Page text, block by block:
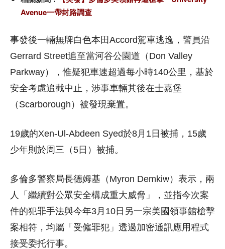
Avenue一帶封路調查
事發後一輛無牌白色本田Accord駕車逃逸，警員沿
Gerrard Street追至當河谷公園道（Don Valley
Parkway），惟疑犯車速超過每小時140公里，基於
安全考慮追截中止，涉事車輛其後在士嘉堡
（Scarborough）被發現棄置。
19歲的Xen-Ul-Abdeen Syed於8月1日被捕，15歲
少年則於周三（5日）被捕。
多倫多警察局長德姆基（Myron Demkiw）表示，兩
人「繼續對公眾安全構成重大威脅」，並指今次案
件的犯罪手法與今年3月10日另一宗美國領事館槍擊
案相符，均屬「受僱罪犯」透過加密通訊應用程式
接受委托行事。